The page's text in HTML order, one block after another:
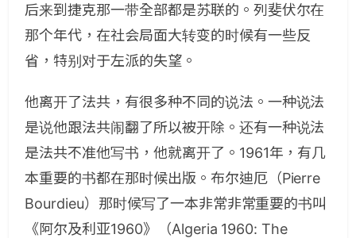
后来到捷克那一带全部都是苏联的。列斐伏尔在
那个年代，在社会局面大转变的时候有一些反
省，特别对于左派的失望。
他离开了法共，有很多种不同的说法。一种说法
是说他跟法共闹翻了所以被开除。还有一种说法
是法共不准他写书，他就离开了。1961年，有几
本重要的书都在那时候出版。布尔迪厄（Pierre
Bourdieu）那时候写了一本非常非常重要的书叫
《阿尔及利亚1960》（Algeria 1960: The